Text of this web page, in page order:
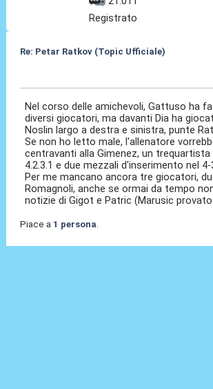
Registrato
Re: Petar Ratkov (Topic Ufficiale)
Nel corso delle amichevoli, Gattuso ha
diversi giocatori, ma davanti Dia ha
Noslin largo a destra e sinistra, punte
Se non ho letto male, l'allenatore
centravanti alla Gimenez, un trequartista
4.2.3.1 e due mezzali d'inserimento nel 4-
Per me mancano ancora tre giocatori,
Romagnoli, anche se ormai da tempo
notizie di Gigot e Patric (Marusic
Piace a 1 persona.